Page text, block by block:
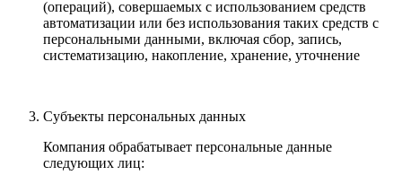
(операций), совершаемых с использованием средств
автоматизации или без использования таких средств с
персональными данными, включая сбор, запись,
систематизацию, накопление, хранение, уточнение
Субъекты персональных данных
Компания обрабатывает персональные данные
следующих лиц: